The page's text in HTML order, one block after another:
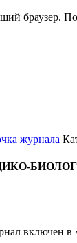
браузер.
журнала
включен в